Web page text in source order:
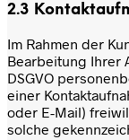
2.3
Im Rahmen der
Bearbeitung Ihrer
DSGVO
einer
oder E-Mail)
solche